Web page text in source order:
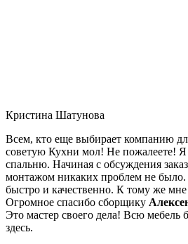
Кристина Шатунова
Всем, кто еще выбирает компанию
советую Кухни мол! Не пожалеете! Я
спальню. Начиная с обсуждения
монтажом никаких проблем не было.
быстро и качественно. К тому же
Огромное спасибо сборщику
Это мастер своего дела! Всю мебель
здесь.